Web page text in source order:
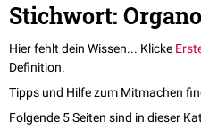
Stichwort:
Hier fehlt dein Wissen... Klicke
Definition.
Tipps und Hilfe zum Mitmachen
Folgende 5 Seiten sind in dieser